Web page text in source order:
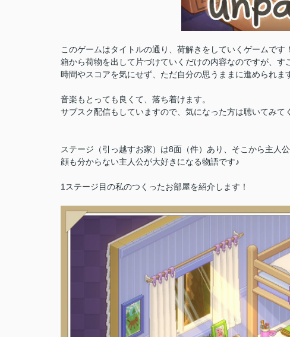
このゲームはタイトルの通り、荷解きをしていくゲームです！
箱から荷物を出して片づけていくだけの内容なのですが、す
時間やスコアを気にせず、ただ自分の思うままに進められま
音楽もとっても良くて、落ち着けます。
サブスク配信もしていますので、気になった方は聴いてみて
ステージ（引っ越すお家）は8面（件）あり、そこから主人
顔も分からない主人公が大好きになる物語です♪
1ステージ目の私のつくったお部屋を紹介します！